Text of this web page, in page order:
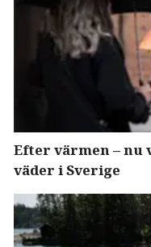
Efter värmen – nu
väder i Sverige